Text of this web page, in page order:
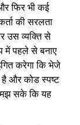
फिर भी कई
की सरलता
उस व्यक्ति से
में पहले से बनाए
करेगा कि भेजे
और कोड स्पष्ट
सके कि यह